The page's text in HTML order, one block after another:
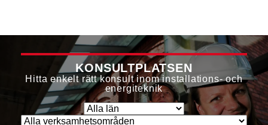
KONSULTPLATSEN
Hitta enkelt rätt konsult inom installations- och
energiteknik